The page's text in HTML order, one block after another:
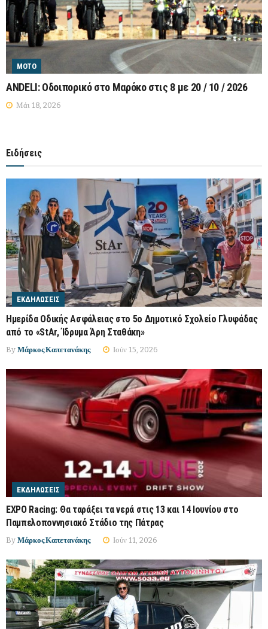
MOTO
ANDELI: Οδοιπορικό στο Μαρόκο στις 8 με 20 / 10 / 2026
Μάι 18, 2026
Ειδήσεις
ΕΚΔΗΛΏΣΕΙΣ
Ημερίδα Οδικής Ασφάλειας στο 5ο Δημοτικό Σχολείο Γλυφάδας
από το «StAr, Ίδρυμα Άρη Σταθάκη»
By Μάρκος Καπετανάκης Ιούν 15, 2026
ΕΚΔΗΛΏΣΕΙΣ
EXPO Racing: Θα ταράξει τα νερά στις 13 και 14 Ιουνίου στο
Παμπελοποννησιακό Στάδιο της Πάτρας
By Μάρκος Καπετανάκης Ιούν 11, 2026